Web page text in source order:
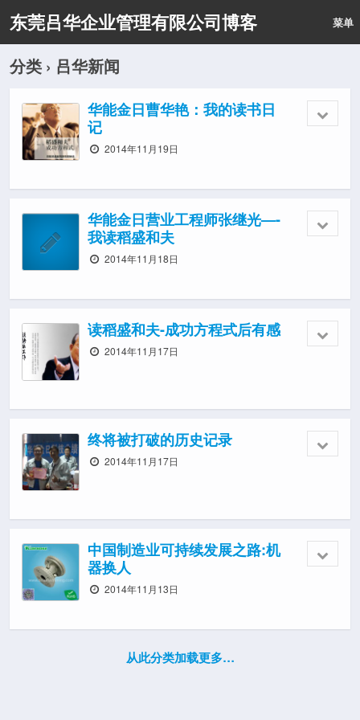
东莞吕华企业管理有限公司博客 菜单
分类 › 吕华新闻
华能金日曹华艳：我的读书日
记
2014年11月19日
华能金日营业工程师张继光—-
我读稻盛和夫
2014年11月18日
读稻盛和夫-成功方程式后有感
2014年11月17日
终将被打破的历史记录
2014年11月17日
中国制造业可持续发展之路:机
器换人
2014年11月13日
从此分类加载更多…